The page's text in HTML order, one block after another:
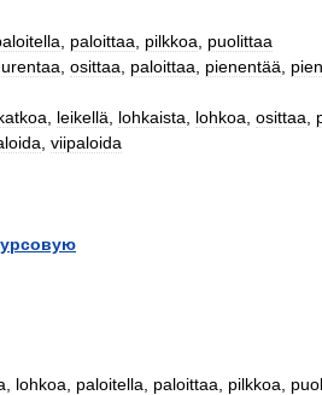
paloittaa pilkkoa
puolittaa
osittaa paloittaa pienentää
leikellä lohkaista lohkoa osittaa
viipaloida
lohkoa, paloitella, paloittaa, pilkkoa,